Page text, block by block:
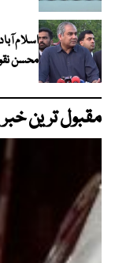
اسلام
محسن
مقبول ترین